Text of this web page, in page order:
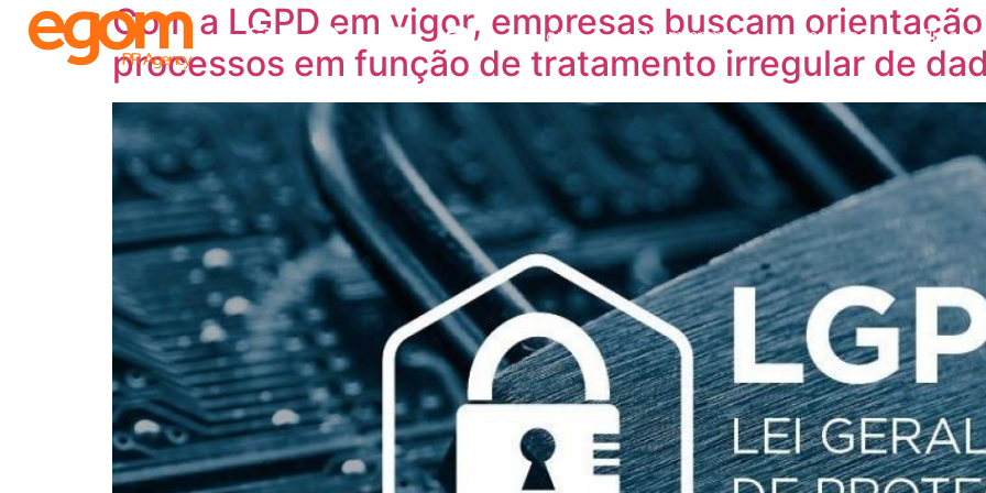
Home Quem somos Serviços Press
Com a LGPD em vigor, empresas buscam
processos em função de tratamento irregular de